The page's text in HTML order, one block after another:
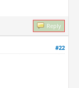
Reply
#22